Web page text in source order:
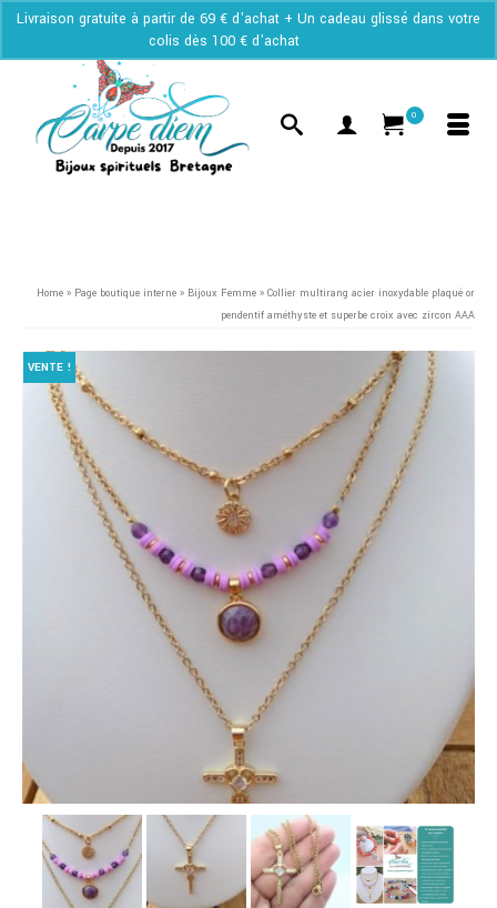
Livraison gratuite à partir de 69 € d'achat + Un cadeau glissé dans votre
colis dès 100 € d'achat
0
Home » Page boutique interne » Bijoux Femme » Collier multirang acier inoxydable plaqué or
pendentif améthyste et superbe croix avec zircon AAA
VENTE !